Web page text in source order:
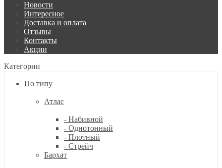
Новости
Интересное
Доставка и оплата
Отзывы
Контакты
Акции
Категории
По типу
Атлас
- Набивной
- Однотонный
- Плотный
- Стрейч
Бархат